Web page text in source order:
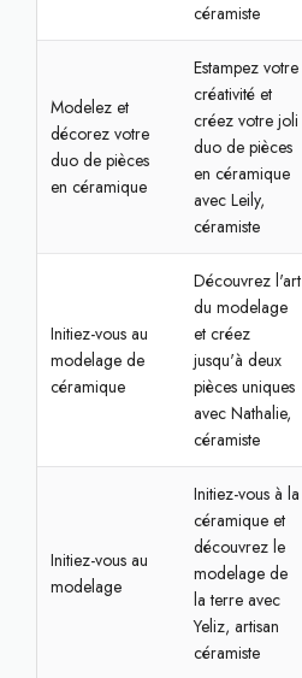
céramiste
Modelez et
décorez votre
duo de pièces
en céramique
Estampez votre
créativité et
créez votre joli
duo de pièces
en céramique
avec Leily,
céramiste
Initiez-vous au
modelage de
céramique
Découvrez l'art
du modelage
et créez
jusqu'à deux
pièces uniques
avec Nathalie,
céramiste
Initiez-vous au
modelage
Initiez-vous à la
céramique et
découvrez le
modelage de
la terre avec
Yeliz, artisan
céramiste